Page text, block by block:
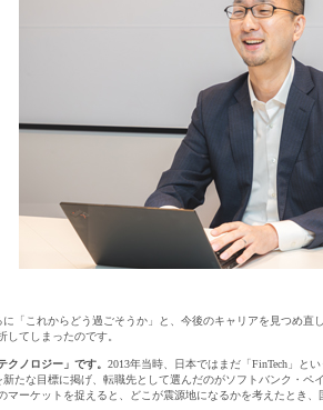
なたが活かしたい 「ご経
・ホテル・旅行・教育） 商社
・アパレル・トイレタリー） マ
金融（銀行・証券・保険・投資
グ・シンクタンク・事務所 IT
ル・メディア・ゲーム） 電気・
ード・周辺機器 半導体
「これからどう過ごそうか」と、今後のキャリアを見つめ直
てしまったのです。
ノロジー」です。 2013年当時、日本ではまだ「FinTech」と
たな目標に掲げ、転職先として選んだのがソフトバンク・ペ
ーケットを捉えると、どこが震源地になるかを考えたとき
ールアドレスがご本人のもので受信可
や、サポートにおけるお客様のスムー
ための大切な認証操作となります。